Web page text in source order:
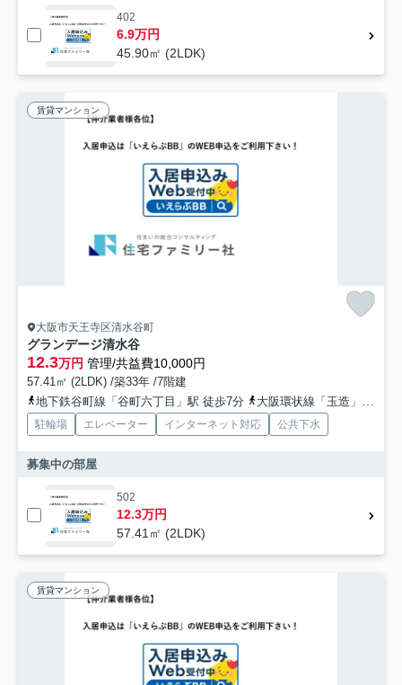
402
6.9万円
45.90㎡ (2LDK)
賃貸マンション
大阪市天王寺区清水谷町
グランデージ清水谷
12.3万円 管理/共益費10,000円
57.41㎡ (2LDK) /築33年 /7階建
地下鉄谷町線「谷町六丁目」駅 徒歩7分
大阪環状線「玉造」駅 徒歩9分
駐輪場 エレベーター インターネット対応 公共下水
募集中の部屋
502
12.3万円
57.41㎡ (2LDK)
賃貸マンション